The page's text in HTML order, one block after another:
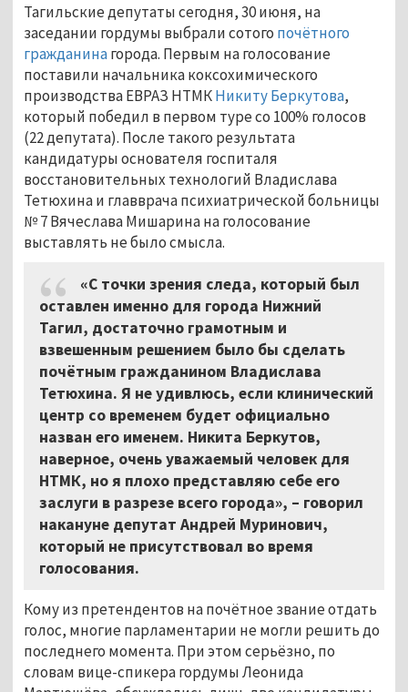
Тагильские депутаты сегодня, 30 июня, на
заседании гордумы выбрали сотого почётного
гражданинагорода. Первым на голосование
поставили начальника коксохимического
производства ЕВРАЗ НТМКНикиту Беркутова,
который победил в первом туре со 100% голосов
(22 депутата). После такого результата
кандидатуры основателя госпиталя
восстановительных технологий Владислава
Тетюхина и главврача психиатрической больницы
№ 7 Вячеслава Мишарина на голосование
выставлять не было смысла.
«С точки зрения следа, который был
оставлен именно для города Нижний
Тагил, достаточно грамотным и
взвешенным решением было бы сделать
почётным гражданином Владислава
Тетюхина. Я не удивлюсь, если клинический
центр со временем будет официально
назван его именем. Никита Беркутов,
наверное, очень уважаемый человек для
НТМК, но я плохо представляю себе его
заслуги в разрезе всего города», – говорил
накануне депутат Андрей Муринович,
который не присутствовал во время
голосования.
Кому из претендентов на почётное звание отдать
голос, многие парламентарии не могли решить до
последнего момента. При этом серьёзно, по
словам вице-спикера гордумы Леонида